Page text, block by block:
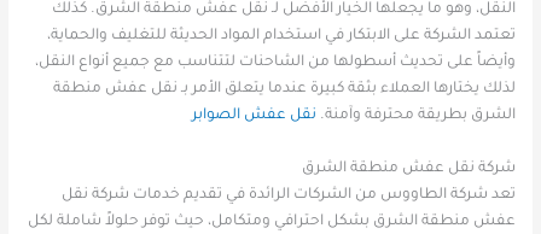
النقل، وهو ما يجعلها الخيار الأفضل لـ نقل عفش منطقة الشرق. كذلك
تعتمد الشركة على الابتكار في استخدام المواد الحديثة للتغليف والحماية،
وأيضاً على تحديث أسطولها من الشاحنات لتتناسب مع جميع أنواع النقل،
لذلك يختارها العملاء بثقة كبيرة عندما يتعلق الأمر بـ نقل عفش منطقة
الشرق بطريقة محترفة وآمنة. نقل عفش الصوابر
شركة نقل عفش منطقة الشرق
تعد شركة الطاووس من الشركات الرائدة في تقديم خدمات شركة نقل
عفش منطقة الشرق بشكل احترافي ومتكامل، حيث توفر حلولاً شاملة لكل